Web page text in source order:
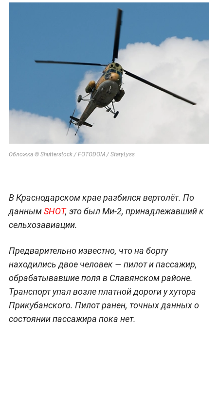
Обложка © Shutterstock / FOTODOM / StaryLyss
В Краснодарском крае разбился вертолёт. По
даннымSHOT, это был Ми-2, принадлежавший к
сельхозавиации.
Предварительно известно, что на борту
находились двое человек — пилот и пассажир,
обрабатывавшие поля в Славянском районе.
Транспорт упал возле платной дороги у хутора
Прикубанского. Пилот ранен, точных данных о
состоянии пассажира пока нет.